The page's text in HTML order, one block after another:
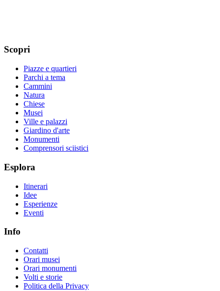
Scopri
Piazze e quartieri
Parchi a tema
Cammini
Natura
Chiese
Musei
Ville e palazzi
Giardino d'arte
Monumenti
Comprensori sciistici
Esplora
Itinerari
Idee
Esperienze
Eventi
Info
Contatti
Orari musei
Orari monumenti
Volti e storie
Politica della Privacy